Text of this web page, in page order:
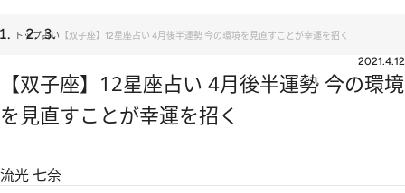
トップ占い 【双子座】12星座占い 4月後半運勢 今の環境を見直すことが幸運を招く
2021.4.12
【双子座】12星座占い 4月後半運勢 今の環境
を見直すことが幸運を招く
流光 七奈